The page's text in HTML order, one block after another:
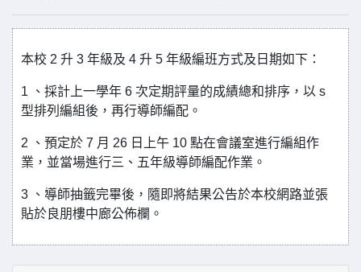
本校 2 升 3 年級及 4 升 5 年級編班方式及日期如下：
1 、採計上一學年 6 次定期評量的成績總和排序，以 s
型排列編組後，再行導師編配。
2 、預定於 7 月 26 日上午 10 點在會議室進行編組作
業，並當場進行三、五年級導師編配作業。
3 、導師抽籤完畢後，隨即將結果公告於本校網路並張
貼於良朋樓中廊公佈欄。